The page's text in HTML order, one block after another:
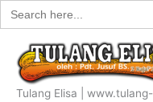
Search
for:
Skip
to
content
Tulang Elisa |